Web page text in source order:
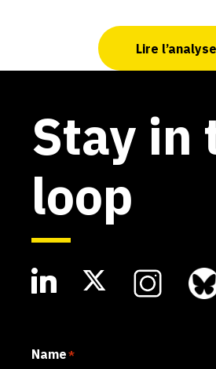
Lire l’analyse
Stay in
loop
Name*